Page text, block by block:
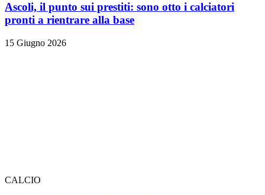
Ascoli, il punto sui prestiti: sono otto i calciatori
pronti a rientrare alla base
15 Giugno 2026
CALCIO